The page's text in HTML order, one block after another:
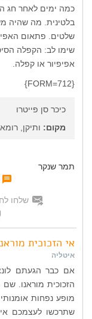
כמה ימים לאחר חג
בלטינית. מה שהיה
שלטים. פתאום
שימו לב: הקפלה
אפיפיור או קפלה.
כיכר סן פייטרו
מקום: ותיקן, רומא
תמר שנקר
שלחו
אי הזכוכית
איטליה
אם כבר הגעתם
הזכוכית מוראנו.
מופע נפחות
שתרכשו לעצמכם